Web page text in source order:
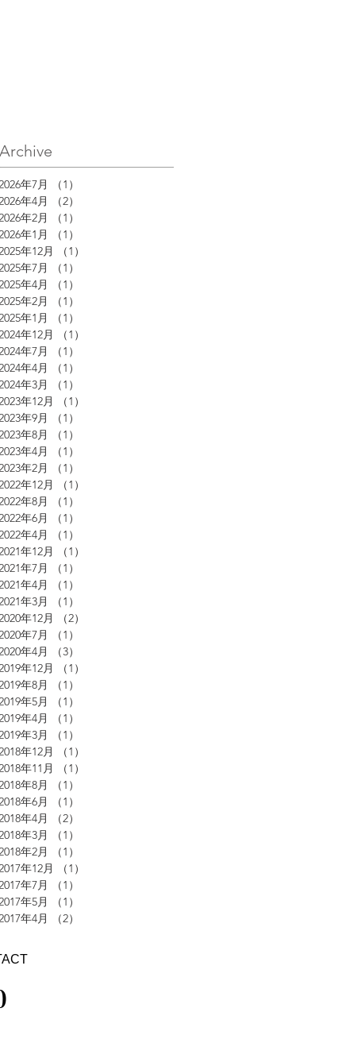
Archive
年7月 （1）
年4月
（2）
年2月
（1）
年1月
（1）
年12月
（1）
年7月
（1）
年4月
（1）
年2月
（1）
年1月
（1）
年12月
（1）
年7月
（1）
年4月
（1）
年3月
（1）
年12月
（1）
年9月
（1）
年8月
（1）
年4月
（1）
年2月
（1）
年12月
（1）
年8月
（1）
年6月
（1）
年4月
（1）
年12月
（1）
年7月
（1）
年4月
（1）
年3月
（1）
年12月
（2）
年7月
（1）
年4月
（3）
年12月
（1）
年8月
（1）
年5月
（1）
年4月
（1）
年3月
（1）
年12月
（1）
年11月
（1）
年8月
（1）
年6月
（1）
年4月
（2）
年3月
（1）
年2月
（1）
年12月
（1）
年7月
（1）
年5月
（1）
年4月
（2）